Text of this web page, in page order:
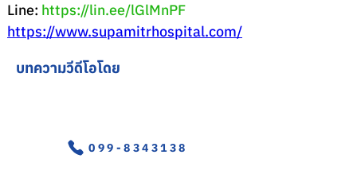
Line: https://lin.ee/lGlMnPF
https://www.supamitrhospital.com/
บทความวีดีโอโดย
099-8343138